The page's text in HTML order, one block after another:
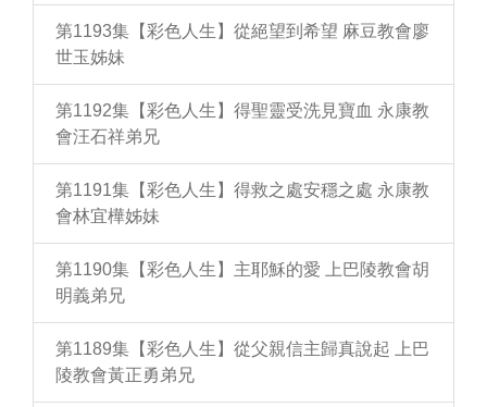
第1193集【彩色人生】從絕望到希望 麻豆教會廖
世玉姊妹
第1192集【彩色人生】得聖靈受洗見寶血 永康教
會汪石祥弟兄
第1191集【彩色人生】得救之處安穩之處 永康教
會林宜樺姊妹
第1190集【彩色人生】主耶穌的愛 上巴陵教會胡
明義弟兄
第1189集【彩色人生】從父親信主歸真說起 上巴
陵教會黃正勇弟兄